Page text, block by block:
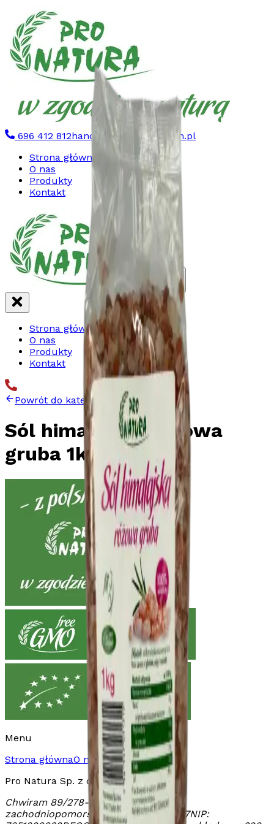
696 412 812handel@pronatura.com.pl
Strona główna
O nas
Produkty
Kontakt
Strona główna
O nas
Produkty
Kontakt
Powrót do kategorii
Sól himalajska różowa
gruba 1kg
Menu
Strona głównaO nas ProduktyKontakt
Pro Natura Sp. z o.o.
Chwiram 89/278-627 Chwiramwoj.
zachodniopomorskieKRS: 0000458607NIP: